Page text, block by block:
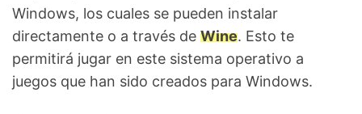
Windows, los cuales se pueden instalar
directamente o a través de Wine. Esto te
permitirá jugar en este sistema operativo a
juegos que han sido creados para Windows.